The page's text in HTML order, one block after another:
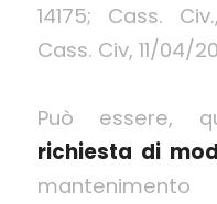
14175; Cass.
Cass. Civ, 11/04/
Può essere,
richiesta di